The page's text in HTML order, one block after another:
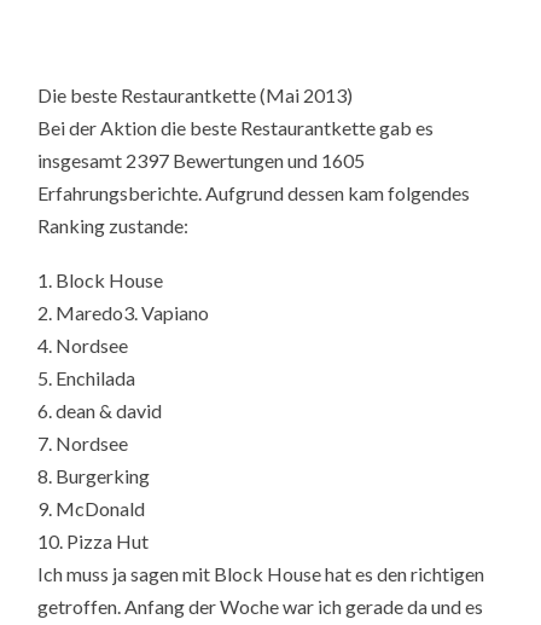
Die beste Restaurantkette (Mai 2013)
Bei der Aktion die beste Restaurantkette gab es
insgesamt 2397 Bewertungen und 1605
Erfahrungsberichte. Aufgrund dessen kam folgendes
Ranking zustande:
1. Block House
2. Maredo3. Vapiano
4. Nordsee
5. Enchilada
6. dean & david
7. Nordsee
8. Burgerking
9. McDonald
10. Pizza Hut
Ich muss ja sagen mit Block House hat es den richtigen
getroffen. Anfang der Woche war ich gerade da und es